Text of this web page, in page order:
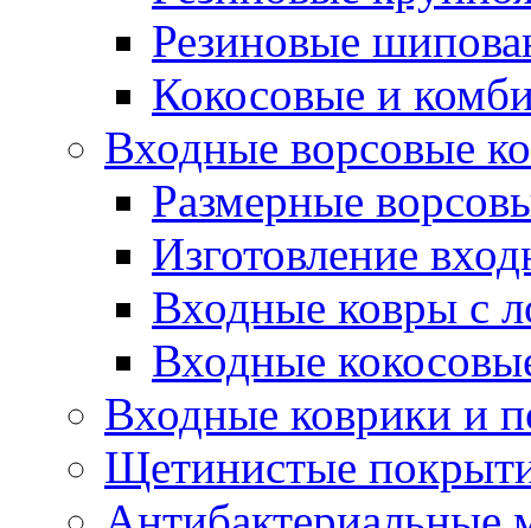
Резиновые
Кокосовые и
Входные ворсовые
Размерные
Изготовление
Входные ковры с
Входные
Входные коврики и
Щетинистые